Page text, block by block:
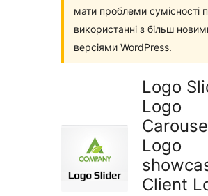
мати проблеми сумісності
використанні з більш
версіями WordPress.
Logo
Logo
Logo
Client